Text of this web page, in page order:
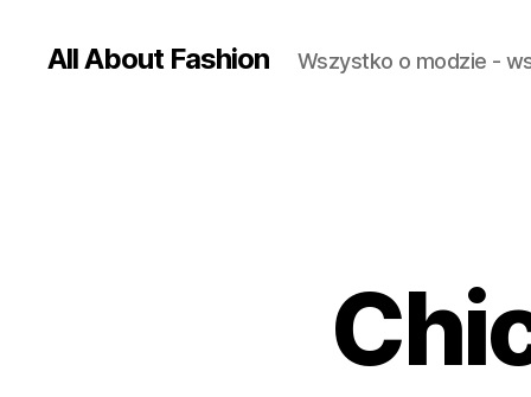
All About Fashion Wszystko o modzie -